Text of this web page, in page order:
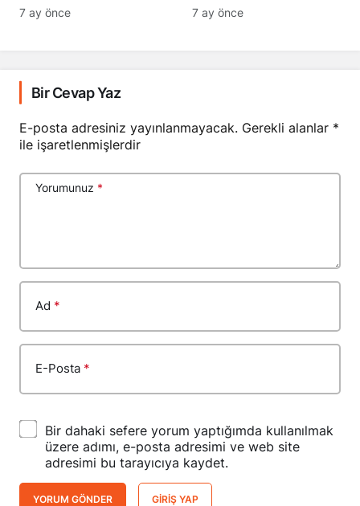
7 ay önce 7 ay önce
Bir Cevap Yaz
E-posta adresiniz yayınlanmayacak. Gerekli alanlar *
ile işaretlenmişlerdir
Yorumunuz *
Ad *
E-Posta *
Bir dahaki sefere yorum yaptığımda kullanılmak
üzere adımı, e-posta adresimi ve web site
adresimi bu tarayıcıya kaydet.
YORUM GÖNDER GIRIŞ YAP